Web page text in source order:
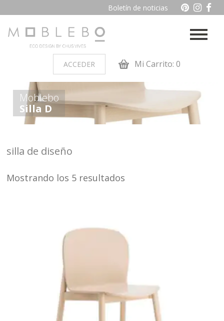
Boletín de noticias
ACCEDER Mi Carrito: 0
PRODUCTOS POR AMBIENTES
Auxiliares Baño
Cocina
madera
Moblebo
Silla D
silla de diseño
Mostrando los 5 resultados